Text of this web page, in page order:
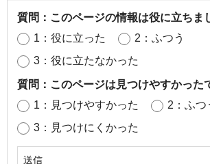
質問：このページの情報は役に立ちま
1：役に立った
2：ふつう
3：役に立たなかった
質問：このページは見つけやすかった
1：見つけやすかった
2：ふつ
3：見つけにくかった